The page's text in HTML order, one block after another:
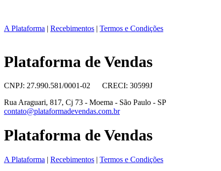
A Plataforma | Recebimentos | Termos e Condições
Plataforma de Vendas
CNPJ: 27.990.581/0001-02 CRECI: 30599J
Rua Araguari, 817, Cj 73 - Moema - São Paulo - SP
contato@plataformadevendas.com.br
Plataforma de Vendas
A Plataforma | Recebimentos | Termos e Condições